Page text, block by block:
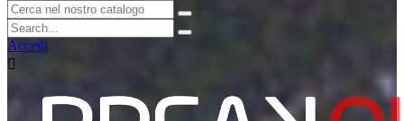
Accedi
